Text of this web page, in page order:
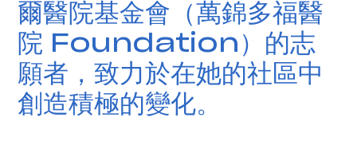
爾醫院基金會（萬錦多福醫
院 Foundation）的志
願者，致力於在她的社區中
創造積極的變化。